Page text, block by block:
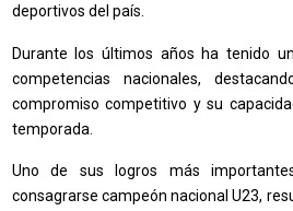
deportivos del país.
Durante los últimos años ha tenido
competencias nacionales,
compromiso competitivo y su
temporada.
Uno de sus logros más
consagrarse campeón nacional U23,